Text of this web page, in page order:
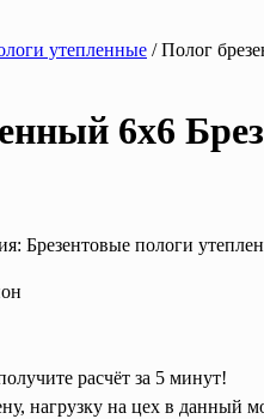
утепленные / Полог
6х6
Брезентовые пологи
расчёт за 5 минут!
нагрузку на цех в данный